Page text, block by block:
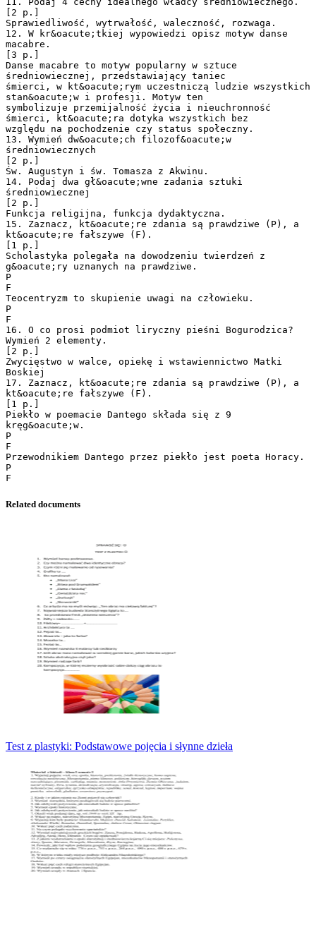
[2 p.]
Sprawiedliwość, wytrwałość, waleczność, rozwaga.
12. W kr&oacute;tkiej wypowiedzi opisz motyw danse
macabre.
[3 p.]
Danse macabre to motyw popularny w sztuce
średniowiecznej, przedstawiający taniec
śmierci, w kt&oacute;rym uczestniczą ludzie wszystkich
stan&oacute;w i profesji. Motyw ten
symbolizuje przemijalność życia i nieuchronność
śmierci, kt&oacute;ra dotyka wszystkich bez
względu na pochodzenie czy status społeczny.
13. Wymień dw&oacute;ch filozof&oacute;w
średniowiecznych
[2 p.]
Św. Augustyn i św. Tomasza z Akwinu.
14. Podaj dwa gł&oacute;wne zadania sztuki
średniowiecznej
[2 p.]
Funkcja religijna, funkcja dydaktyczna.
15. Zaznacz, kt&oacute;re zdania są prawdziwe (P), a
kt&oacute;re fałszywe (F).
[1 p.]
Scholastyka polegała na dowodzeniu twierdzeń z
g&oacute;ry uznanych na prawdziwe.
P
F
Teocentryzm to skupienie uwagi na człowieku.
P
F
16. O co prosi podmiot liryczny pieśni Bogurodzica?
Wymień 2 elementy.
[2 p.]
Zwycięstwo w walce, opiekę i wstawiennictwo Matki
Boskiej
17. Zaznacz, kt&oacute;re zdania są prawdziwe (P), a
kt&oacute;re fałszywe (F).
[1 p.]
Piekło w poemacie Dantego składa się z 9
kręg&oacute;w.
P
F
Przewodnikiem Dantego przez piekło jest poeta Horacy.
P
Related documents
Test z plastyki: Podstawowe pojęcia i słynne dzieła